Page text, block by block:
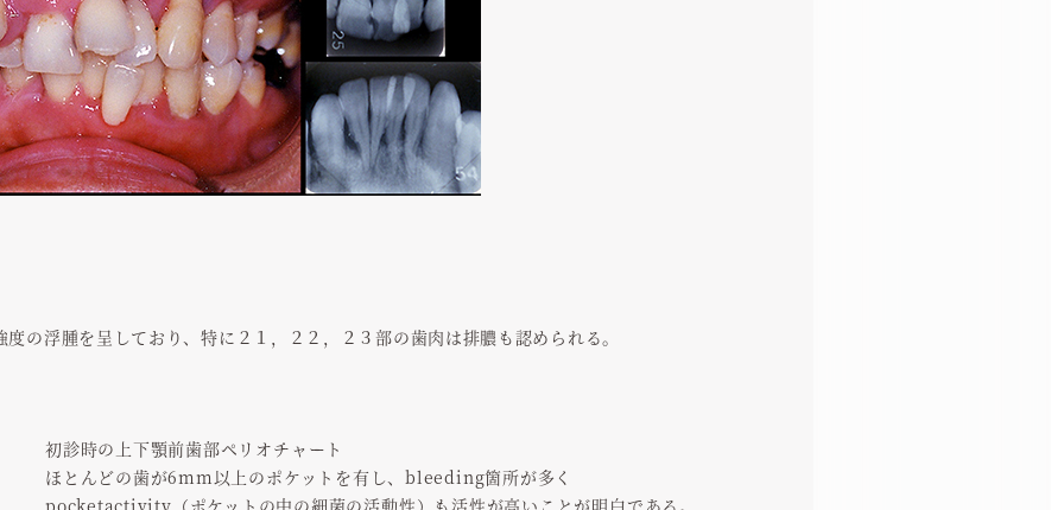
の浮腫を呈しており、特に２１，２２，２３部の歯肉は排膿も認められる。
初診時の上下顎前歯部ペリオチャート
ほとんどの歯が6mm以上のポケットを有し、bleeding箇所が多く
pocketactivity（ポケットの中の細菌の活動性）も活性が高いことが明白である。